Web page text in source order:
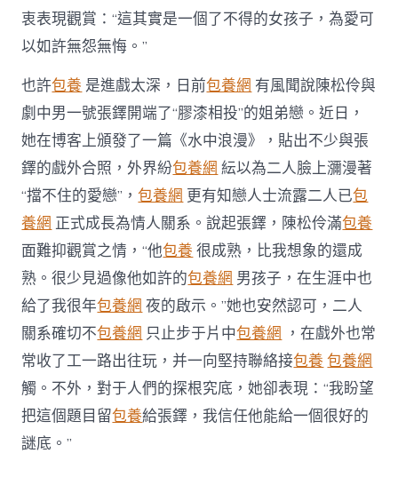
衷表現觀賞：“這其實是一個了不得的女孩子，為愛可
以如許無怨無悔。”
也許包養 是進戲太深，日前包養網 有風聞說陳松伶與
劇中男一號張鐸開端了“膠漆相投”的姐弟戀。近日，
她在博客上頒發了一篇《水中浪漫》，貼出不少與張
鐸的戲外合照，外界紛包養網 紜以為二人臉上瀰漫著
“擋不住的愛戀”，包養網 更有知戀人士流露二人已包
養網 正式成長為情人關系。說起張鐸，陳松伶滿包養
面難抑觀賞之情，“他包養 很成熟，比我想象的還成
熟。很少見過像他如許的包養網 男孩子，在生涯中也
給了我很年包養網 夜的啟示。”她也安然認可，二人
關系確切不包養網 只止步于片中包養網 ，在戲外也常
常收了工一路出往玩，并一向堅持聯絡接包養 包養網
觸。不外，對于人們的探根究底，她卻表現：“我盼望
把這個題目留包養給張鐸，我信任他能給一個很好的
謎底。”